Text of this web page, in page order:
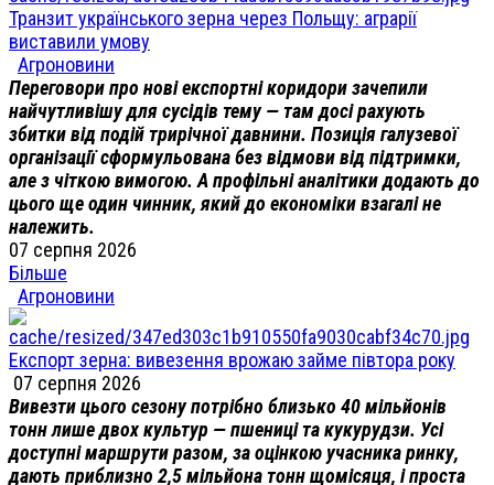
Транзит українського зерна через Польщу: аграрії
виставили умову
Агроновини
Переговори про нові експортні коридори зачепили
найчутливішу для сусідів тему — там досі рахують
збитки від подій трирічної давнини. Позиція галузевої
організації сформульована без відмови від підтримки,
але з чіткою вимогою. А профільні аналітики додають до
цього ще один чинник, який до економіки взагалі не
належить.
07 серпня 2026
Більше
Агроновини
Експорт зерна: вивезення врожаю займе півтора року
07 серпня 2026
Вивезти цього сезону потрібно близько 40 мільйонів
тонн лише двох культур — пшениці та кукурудзи. Усі
доступні маршрути разом, за оцінкою учасника ринку,
дають приблизно 2,5 мільйона тонн щомісяця, і проста